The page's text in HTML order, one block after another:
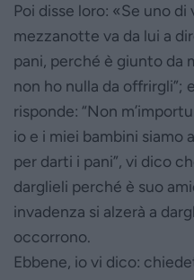
Poi disse loro: «Se uno di
mezzanotte va da lui a
pani, perché è giunto da
non ho nulla da offrirgli”;
risponde: “Non
io e i miei bambini siamo
per darti i pani”, vi dico
darglieli perché è suo
invadenza si alzerà a
occorrono.
Ebbene, io vi dico: